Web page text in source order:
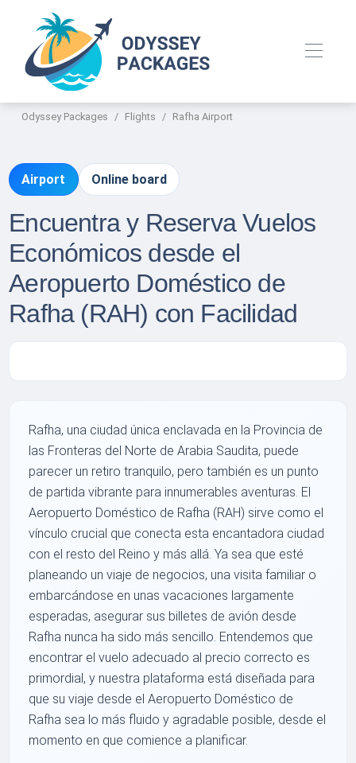
Odyssey Packages Flights Rafha Airport
Airport Online board
Encuentra y Reserva Vuelos
Económicos desde el
Aeropuerto Doméstico de
Rafha (RAH) con Facilidad
Rafha, una ciudad única enclavada en la Provincia de
las Fronteras del Norte de Arabia Saudita, puede
parecer un retiro tranquilo, pero también es un punto
de partida vibrante para innumerables aventuras. El
Aeropuerto Doméstico de Rafha (RAH) sirve como el
vínculo crucial que conecta esta encantadora ciudad
con el resto del Reino y más allá. Ya sea que esté
planeando un viaje de negocios, una visita familiar o
embarcándose en unas vacaciones largamente
esperadas, asegurar sus billetes de avión desde
Rafha nunca ha sido más sencillo. Entendemos que
encontrar el vuelo adecuado al precio correcto es
primordial, y nuestra plataforma está diseñada para
que su viaje desde el Aeropuerto Doméstico de
Rafha sea lo más fluido y agradable posible, desde el
momento en que comience a planificar.